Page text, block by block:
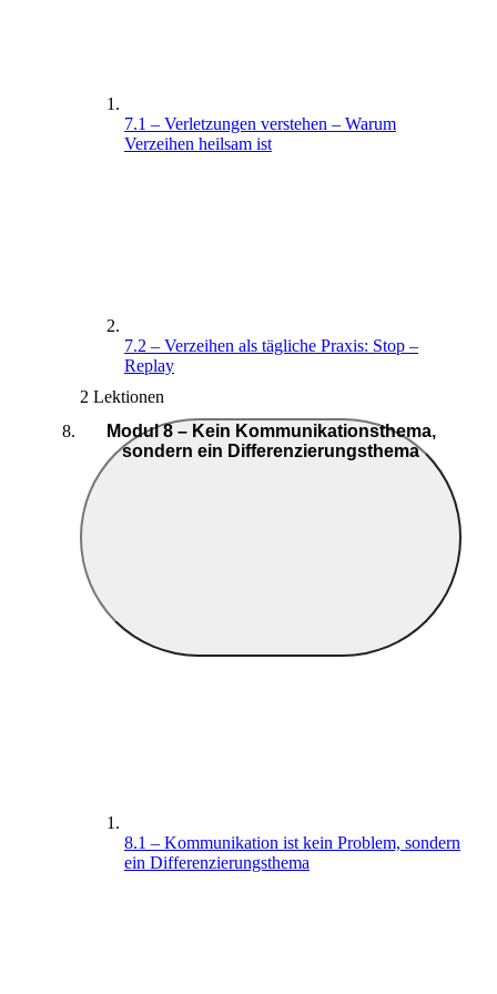
7.1 – Verletzungen verstehen – Warum
Verzeihen heilsam ist
7.2 – Verzeihen als tägliche Praxis: Stop –
Replay
2 Lektionen
Modul 8 – Kein Kommunikationsthema,
sondern ein Differenzierungsthema
8.1 – Kommunikation ist kein Problem, sondern
ein Differenzierungsthema